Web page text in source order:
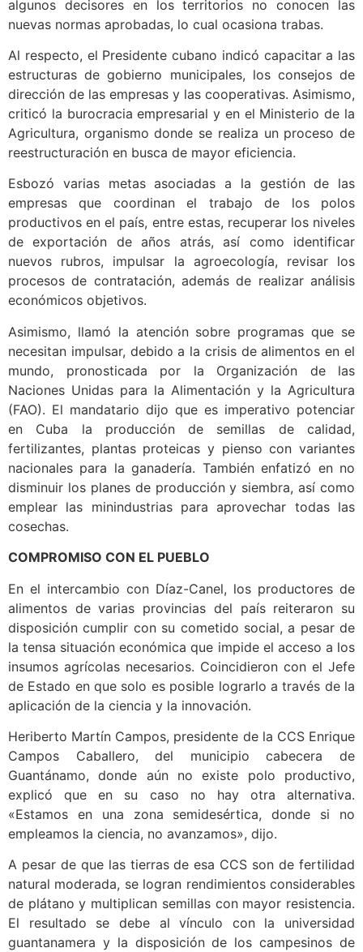
algunos decisores en los territorios no conocen las
nuevas normas aprobadas, lo cual ocasiona trabas.
Al respecto, el Presidente cubano indicó capacitar a las
estructuras de gobierno municipales, los consejos de
dirección de las empresas y las cooperativas. Asimismo,
criticó la burocracia empresarial y en el Ministerio de la
Agricultura, organismo donde se realiza un proceso de
reestructuración en busca de mayor eficiencia.
Esbozó varias metas asociadas a la gestión de las
empresas que coordinan el trabajo de los polos
productivos en el país, entre estas, recuperar los niveles
de exportación de años atrás, así como identificar
nuevos rubros, impulsar la agroecología, revisar los
procesos de contratación, además de realizar análisis
económicos objetivos.
Asimismo, llamó la atención sobre programas que se
necesitan impulsar, debido a la crisis de alimentos en el
mundo, pronosticada por la Organización de las
Naciones Unidas para la Alimentación y la Agricultura
(FAO). El mandatario dijo que es imperativo potenciar
en Cuba la producción de semillas de calidad,
fertilizantes, plantas proteicas y pienso con variantes
nacionales para la ganadería. También enfatizó en no
disminuir los planes de producción y siembra, así como
emplear las minindustrias para aprovechar todas las
cosechas.
COMPROMISO CON EL PUEBLO
En el intercambio con Díaz-Canel, los productores de
alimentos de varias provincias del país reiteraron su
disposición cumplir con su cometido social, a pesar de
la tensa situación económica que impide el acceso a los
insumos agrícolas necesarios. Coincidieron con el Jefe
de Estado en que solo es posible lograrlo a través de la
aplicación de la ciencia y la innovación.
Heriberto Martín Campos, presidente de la CCS Enrique
Campos Caballero, del municipio cabecera de
Guantánamo, donde aún no existe polo productivo,
explicó que en su caso no hay otra alternativa.
«Estamos en una zona semidesértica, donde si no
empleamos la ciencia, no avanzamos», dijo.
A pesar de que las tierras de esa CCS son de fertilidad
natural moderada, se logran rendimientos considerables
de plátano y multiplican semillas con mayor resistencia.
El resultado se debe al vínculo con la universidad
guantanamera y la disposición de los campesinos de